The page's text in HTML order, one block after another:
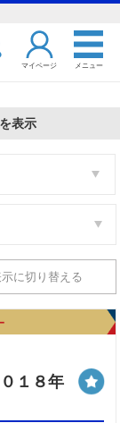
マイページ メニュー
表示
に切り替える
１８年